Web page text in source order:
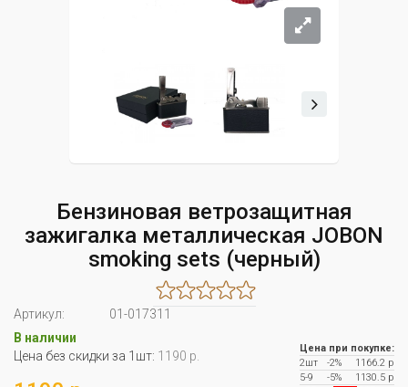
Бензиновая ветрозащитная
зажигалка металлическая JOBON
smoking sets (черный)
Артикул:
01-017311
В наличии
Цена без скидки за 1шт: 1190 р.
Цена при покупке:
2шт
-2%
1166.2 р
5-9
-5%
1130.5 р